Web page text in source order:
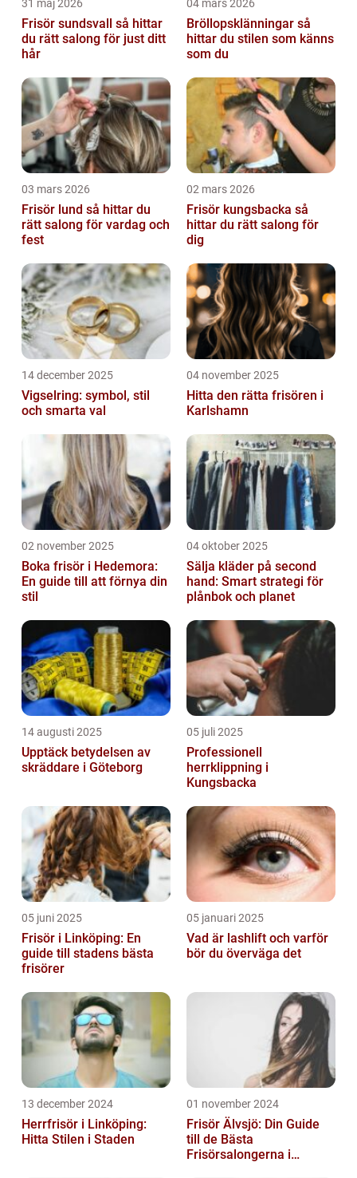
31 maj 2026
Frisör sundsvall så hittar
du rätt salong för just ditt
hår
04 mars 2026
Bröllopsklänningar så
hittar du stilen som känns
som du
03 mars 2026
Frisör lund så hittar du
rätt salong för vardag och
fest
02 mars 2026
Frisör kungsbacka så
hittar du rätt salong för
dig
14 december 2025
Vigselring: symbol, stil
och smarta val
04 november 2025
Hitta den rätta frisören i
Karlshamn
02 november 2025
Boka frisör i Hedemora:
En guide till att förnya din
stil
04 oktober 2025
Sälja kläder på second
hand: Smart strategi för
plånbok och planet
14 augusti 2025
Upptäck betydelsen av
skräddare i Göteborg
05 juli 2025
Professionell
herrklippning i
Kungsbacka
05 juni 2025
Frisör i Linköping: En
guide till stadens bästa
frisörer
05 januari 2025
Vad är lashlift och varför
bör du överväga det
13 december 2024
Herrfrisör i Linköping:
Hitta Stilen i Staden
01 november 2024
Frisör Älvsjö: Din Guide
till de Bästa
Frisörsalongerna i